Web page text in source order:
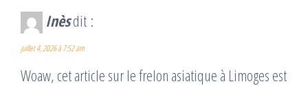
Inèsdit :
juillet 4, 2026 à 7:52 am
Woaw, cet article sur le frelon asiatique à Limoges est